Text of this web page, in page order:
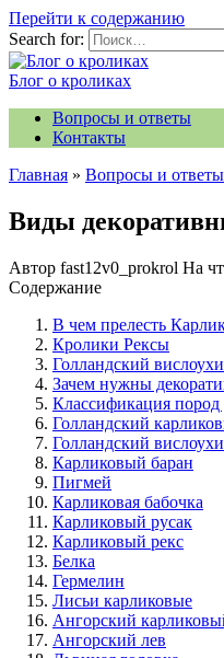
Перейти к содержанию
Search for:
Блог о кроликах
Вопросы и ответы
Контакты
Главная » Вопросы и ответы
Виды
Автор fast12v0_prokrol На
Содержание
В чем прелесть
Кролики Рексы
Голландский
Зачем нужны
Классификация пород
Голландский
Голландский
Карликовый баран
Пигмей
Карликовая бабочка
Карликовый русак
Карликовый рекс
Белка
Гермелин
Лисьи карликовые
Ангорский
Ангорский лев